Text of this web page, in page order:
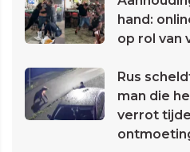
hand:
op rol van
Rus
man die
verrot